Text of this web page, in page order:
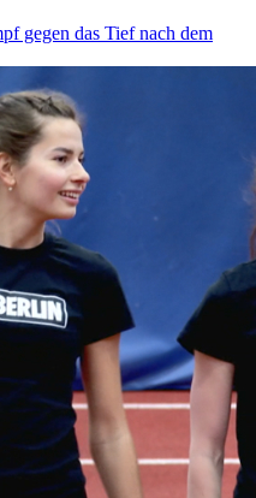
gegen das Tief nach dem